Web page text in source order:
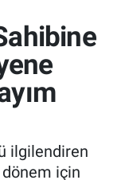
ilgilendiren
için